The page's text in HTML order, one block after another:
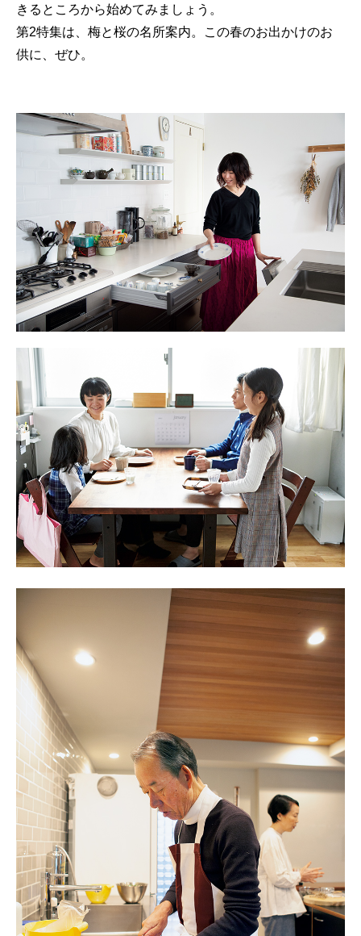
きるところから始めてみましょう。
第2特集は、梅と桜の名所案内。この春のお出かけのお
供に、ぜひ。